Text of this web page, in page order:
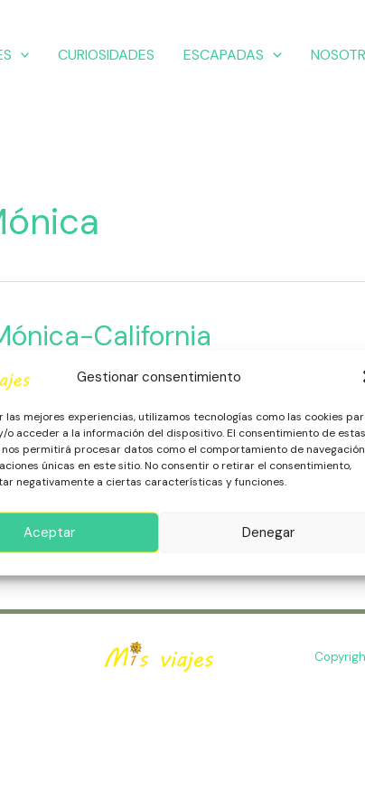
Gestionar consentimiento
las mejores experiencias, utilizamos tecnologías como las cookies
o acceder a la información del dispositivo. El consentimiento de estas
permitirá procesar datos como el comportamiento de
únicas en este sitio. No consentir o retirar el consentimiento,
negativamente a ciertas características y funciones.
Aceptar Denegar
CURIOSIDADES ESCAPADAS
California
Escapadas Estados Unidos Playas
California, es un encantador destino costero
ofreciendo un escape perfecto junto al mar.